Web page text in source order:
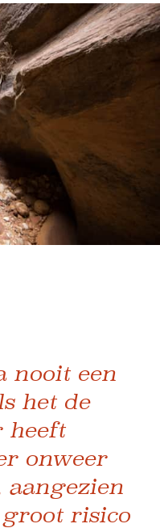
nooit een
het de
heeft
onweer
risico